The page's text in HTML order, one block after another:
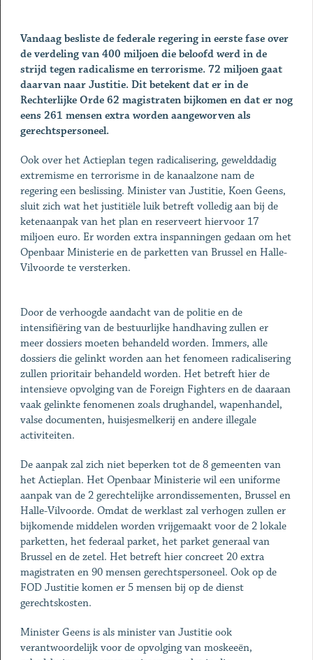
Vandaag besliste de federale regering in eerste fase over
de verdeling van 400 miljoen die beloofd werd in de
strijd tegen radicalisme en terrorisme. 72 miljoen gaat
daarvan naar Justitie. Dit betekent dat er in de
Rechterlijke Orde 62 magistraten bijkomen en dat er nog
eens 261 mensen extra worden aangeworven als
gerechtspersoneel.
Ook over het Actieplan tegen radicalisering, gewelddadig
extremisme en terrorisme in de kanaalzone nam de
regering een beslissing. Minister van Justitie, Koen Geens,
sluit zich wat het justitiële luik betreft volledig aan bij de
ketenaanpak van het plan en reserveert hiervoor 17
miljoen euro. Er worden extra inspanningen gedaan om het
Openbaar Ministerie en de parketten van Brussel en Halle-
Vilvoorde te versterken.
Door de verhoogde aandacht van de politie en de
intensifiëring van de bestuurlijke handhaving zullen er
meer dossiers moeten behandeld worden. Immers, alle
dossiers die gelinkt worden aan het fenomeen radicalisering
zullen prioritair behandeld worden. Het betreft hier de
intensieve opvolging van de Foreign Fighters en de daaraan
vaak gelinkte fenomenen zoals drughandel, wapenhandel,
valse documenten, huisjesmelkerij en andere illegale
activiteiten.
De aanpak zal zich niet beperken tot de 8 gemeenten van
het Actieplan. Het Openbaar Ministerie wil een uniforme
aanpak van de 2 gerechtelijke arrondissementen, Brussel en
Halle-Vilvoorde. Omdat de werklast zal verhogen zullen er
bijkomende middelen worden vrijgemaakt voor de 2 lokale
parketten, het federaal parket, het parket generaal van
Brussel en de zetel. Het betreft hier concreet 20 extra
magistraten en 90 mensen gerechtspersoneel. Ook op de
FOD Justitie komen er 5 mensen bij op de dienst
gerechtskosten.
Minister Geens is als minister van Justitie ook
verantwoordelijk voor de opvolging van moskeeën,